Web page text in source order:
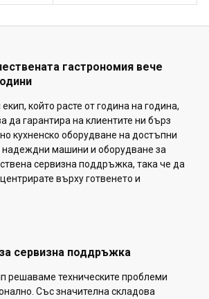
гастрономия вече
който расте от година на година,
да гарантира на клиентите ни бърз
кухненско оборудване на достъпни
машини и оборудване за
сервизна поддръжка, така че да
върху готвенето и
сервизна поддръжка
решаваме техническите проблеми
Със значителна складова